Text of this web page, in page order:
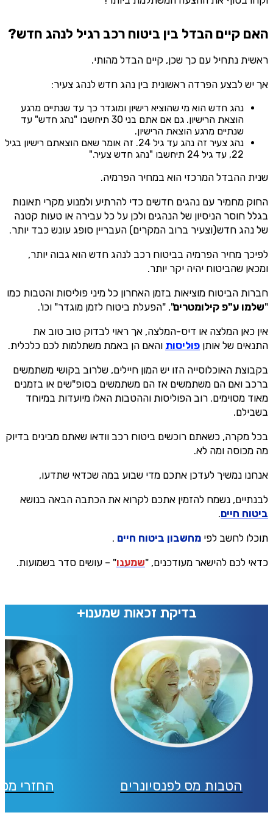
האם קיים הבדל בין ביטוח רכב רגיל לנהג חדש?
ראשית נתחיל עם כך שכן, קיים הבדל מהותי.
אך יש לבצע הפרדה ראשונית בין נהג חדש לנהג צעיר:
נהג חדש הוא מי שהוציא רישיון ומוגדר כך עד שנתיים מרגע
הוצאת הרישיון. גם אם אתם בני 30 תיחשבו "נהג חדש" עד
שנתיים מרגע הוצאת הרישיון.
נהג צעיר זה נהג עד גיל 24. זה אומר שאם הוצאתם רישיון בגיל
22, עד גיל 24 תיחשבו "נהג חדש צעיר."
שנית ההבדל המרכזי הוא במחיר הפרמיה.
החוק מחמיר עם נהגים חדשים כדי להרתיע ולמנוע מקרי תאונות
בגלל חוסר הניסיון של הנהגים ולכן על כל עבירה או טעות קטנה
של נהג חדש(וצעיר ברוב המקרים) העבריין סופג עונש כבד יותר.
לפיכך מחיר הפרמיה בביטוח רכב לנהג חדש הוא גבוה יותר,
ומכאן שהביטוח יהיה יקר יותר.
חברות הביטוח מוציאות בזמן האחרון כל מיני פוליסות והטבות כמו
"שלמו ע"פ קילומטרים", "הפעלת ביטוח לזמן מוגדר" וכו'.
אין כאן המלצה או דיס-המלצה, אך ראוי לבדוק טוב טוב את
התנאים של אותן פוליסות והאם הן באמת משתלמות לכם כלכלית.
בקבוצת האוכלוסייה הזו יש המון חיילים, שלרוב בקושי משתמשים
ברכב ואם הם משתמשים אז הם משתמשים בסופ"שים או בזמנים
מאוד מסוימים. רוב הפוליסות וההטבות האלו מיועדות במיוחד
בשבילם.
בכל מקרה, כשאתם רוכשים ביטוח רכב וודאו שאתם מבינים בדיוק
מה מכוסה ומה לא.
אנחנו נמשיך לעדכן אתכם מדי שבוע במה שכדאי שתדעו,
לבנתיים, נשמח להזמין אתכם לקרוא את הכתבה הבאה בנושא
ביטוח חיים.
תוכלו לחשב לפי מחשבון ביטוח חיים .
כדאי לכם להישאר מעודכנים, "שמענו" – עושים סדר בשמועות.
בדיקת זכאות שמענו+
הטבות מס לפנסיונרים החזרי